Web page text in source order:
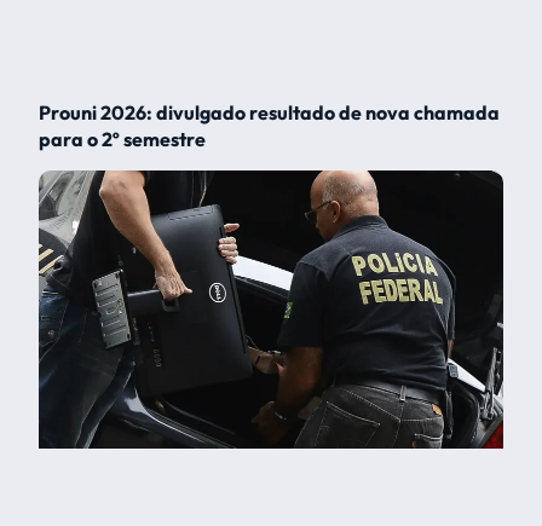
Prouni 2026: divulgado resultado de nova chamada
para o 2º semestre